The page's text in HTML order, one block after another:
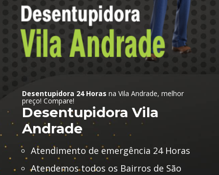
Desentupidora 24 Horas na Vila Andrade, melhor
preço! Compare!
Desentupidora Vila
Andrade
Atendimento de emergência 24 Horas
Atendemos todos os Bairros de São